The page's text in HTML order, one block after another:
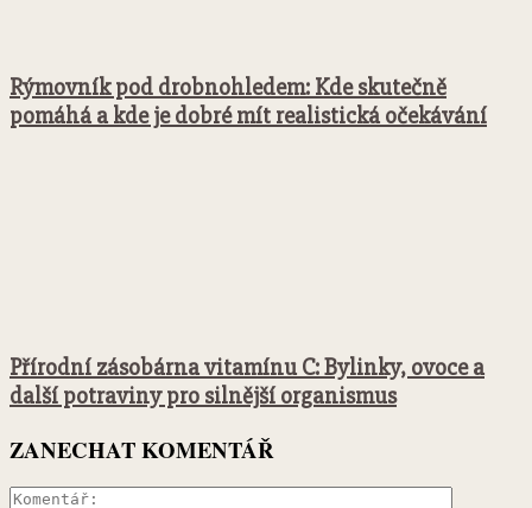
Rýmovník pod drobnohledem: Kde skutečně
pomáhá a kde je dobré mít realistická očekávání
Přírodní zásobárna vitamínu C: Bylinky, ovoce a
další potraviny pro silnější organismus
ZANECHAT KOMENTÁŘ